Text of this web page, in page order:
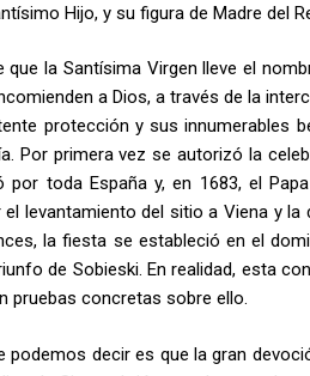
Hijo, y su figura de Madre del
que la Santísima Virgen lleve el
a Dios, a través de la
protección y sus innumerables
Por primera vez se autorizó la
por toda España y, en 1683, el
levantamiento del sitio a Viena y
la fiesta se estableció en el
de Sobieski. En realidad, esta
pruebas concretas sobre ello.
podemos decir es que la gran